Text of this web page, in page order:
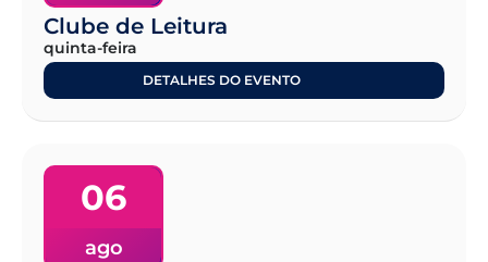
Clube de Leitura
quinta-feira
DETALHES DO EVENTO
06
ago